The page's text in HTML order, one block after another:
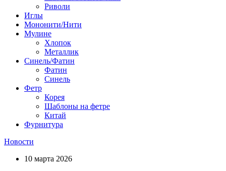
Риволи
Иглы
Мононити/Нити
Мулине
Хлопок
Металлик
Синель/Фатин
Фатин
Синель
Фетр
Корея
Шаблоны на фетре
Китай
Фурнитура
Новости
10 марта 2026